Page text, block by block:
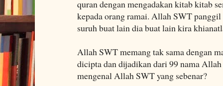
quran dengan mengadakan kitab kitab
kepada orang ramai. Allah SWT
suruh buat lain dia buat lain kira
Allah SWT memang tak sama dengan
dicipta dan dijadikan dari 99 nama
mengenal Allah SWT yang sebenar?